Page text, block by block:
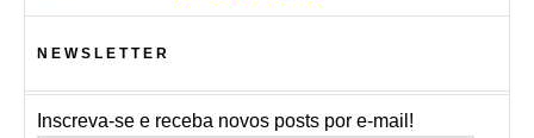
NEWSLETTER
Inscreva-se e receba novos posts por e-mail!